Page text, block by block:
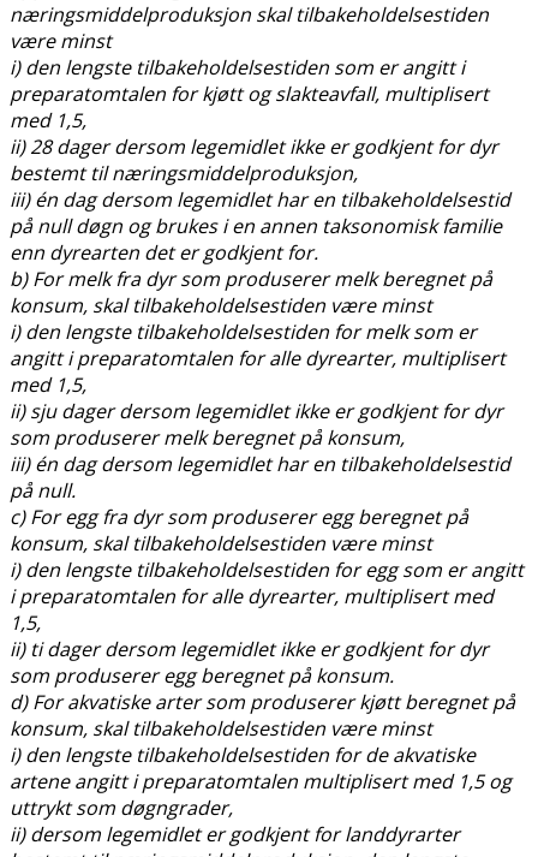
næringsmiddelproduksjon skal tilbakeholdelsestiden
være minst
i) den lengste tilbakeholdelsestiden som er angitt i
preparatomtalen for kjøtt og slakteavfall, multiplisert
med 1,5,
ii) 28 dager dersom legemidlet ikke er godkjent for dyr
bestemt til næringsmiddelproduksjon,
iii) én dag dersom legemidlet har en tilbakeholdelsestid
på null døgn og brukes i en annen taksonomisk familie
enn dyrearten det er godkjent for.
b) For melk fra dyr som produserer melk beregnet på
konsum, skal tilbakeholdelsestiden være minst
i) den lengste tilbakeholdelsestiden for melk som er
angitt i preparatomtalen for alle dyrearter, multiplisert
med 1,5,
ii) sju dager dersom legemidlet ikke er godkjent for dyr
som produserer melk beregnet på konsum,
iii) én dag dersom legemidlet har en tilbakeholdelsestid
på null.
c) For egg fra dyr som produserer egg beregnet på
konsum, skal tilbakeholdelsestiden være minst
i) den lengste tilbakeholdelsestiden for egg som er angitt
i preparatomtalen for alle dyrearter, multiplisert med
1,5,
ii) ti dager dersom legemidlet ikke er godkjent for dyr
som produserer egg beregnet på konsum.
d) For akvatiske arter som produserer kjøtt beregnet på
konsum, skal tilbakeholdelsestiden være minst
i) den lengste tilbakeholdelsestiden for de akvatiske
artene angitt i preparatomtalen multiplisert med 1,5 og
uttrykt som døgngrader,
ii) dersom legemidlet er godkjent for landdyrarter